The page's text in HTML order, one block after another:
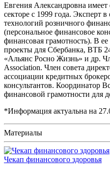
Евгения Александровна
секторе с 1999 года. Эксперт
технологий розничного
(персональное финансовое
финансовая грамотность). В
проекты для Сбербанка, ВТБ
«Альянс Росно Жизнь» и др.
Association. Член совета
ассоциации кредитных
консультантов. Координатор
финансовой грамотности для
*Информация актуальна на
Материалы
Чекап финансового здоровья